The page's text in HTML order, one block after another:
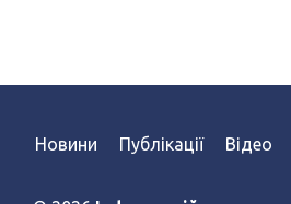
Новини Публікації Відео